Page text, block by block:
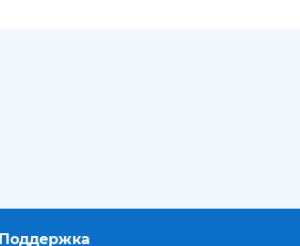
Поддержка